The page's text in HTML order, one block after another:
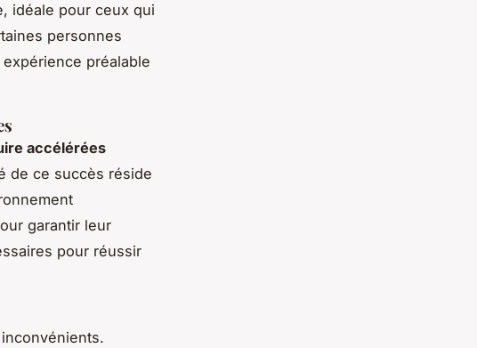
idéale pour ceux qui
personnes
préalable
accélérées
de ce succès réside
garantir leur
pour réussir